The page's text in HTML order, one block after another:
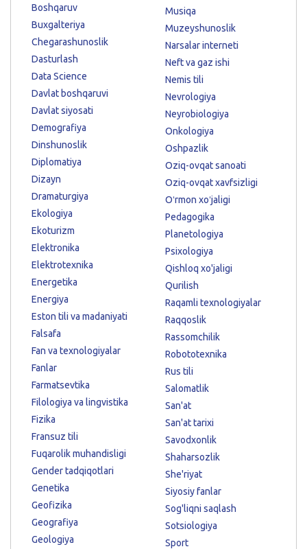
Boshqaruv
Buxgalteriya
Chegarashunoslik
Dasturlash
Data Science
Davlat boshqaruvi
Davlat siyosati
Demografiya
Dinshunoslik
Diplomatiya
Dizayn
Dramaturgiya
Ekologiya
Ekoturizm
Elektronika
Elektrotexnika
Energetika
Energiya
Eston tili va madaniyati
Falsafa
Fan va texnologiyalar
Fanlar
Farmatsevtika
Filologiya va lingvistika
Fizika
Fransuz tili
Fuqarolik muhandisligi
Gender tadqiqotlari
Genetika
Geofizika
Geografiya
Geologiya
Musiqa
Muzeyshunoslik
Narsalar interneti
Neft va gaz ishi
Nemis tili
Nevrologiya
Neyrobiologiya
Onkologiya
Oshpazlik
Oziq-ovqat sanoati
Oziq-ovqat xavfsizligi
Oʻrmon xoʻjaligi
Pedagogika
Planetologiya
Psixologiya
Qishloq xo'jaligi
Qurilish
Raqamli texnologiyalar
Raqqoslik
Rassomchilik
Robototexnika
Rus tili
Salomatlik
San'at
San'at tarixi
Savodxonlik
Shaharsozlik
She'riyat
Siyosiy fanlar
Sog'liqni saqlash
Sotsiologiya
Sport